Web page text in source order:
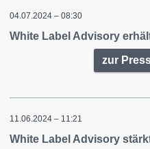
04.07.2024 – 08:30
White Label Advisory
zur
11.06.2024 – 11:21
White Label Advisory